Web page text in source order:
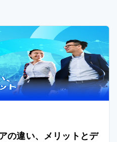
の違い、メリットとデ